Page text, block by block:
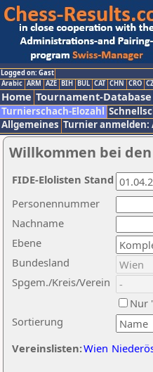
Logged on: Gast
Arabic ARM AZE BIH BUL CAT CHN CRO
Home Tournament-Database
Turnierschach-Elozahl
Allgemeines Turnier anmelden:
Willkommen bei
Nachname
Ebene
Sortierung
Personennummer
Bundesland
Spgem./Kreis/Verein
Nur
Vereinslisten:Wien
FIDE-Elolisten Stand